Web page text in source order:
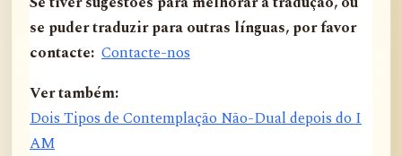
se puder traduzir para outras línguas, por favor
contacte: Contacte-nos
Ver também:
Dois Tipos de Contemplação Não-Dual depois do I
AM